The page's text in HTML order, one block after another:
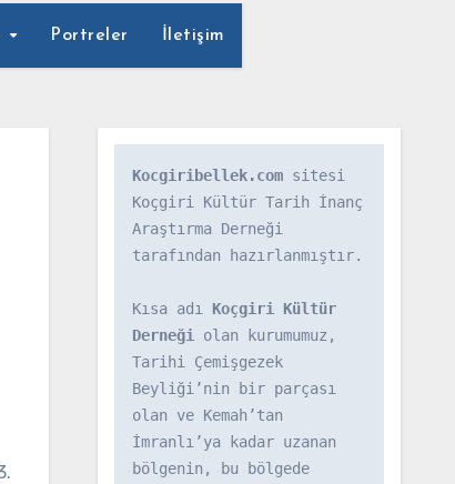
Portreler İletişim
Kocgiribellek.com sitesi
Koçgiri Kültür Tarih İnanç
Araştırma Derneği
tarafından hazırlanmıştır.
Kısa adı Koçgiri Kültür
Derneği olan kurumumuz,
Tarihi Çemişgezek
Beyliği’nin bir parçası
olan ve Kemah’tan
İmranlı’ya kadar uzanan
bölgenin, bu bölgede